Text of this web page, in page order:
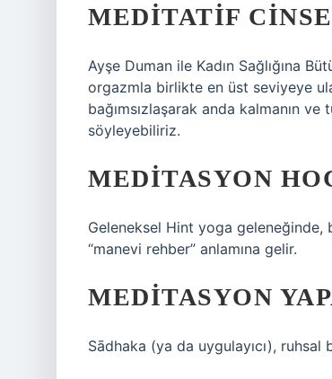
MEDITATIF
Ayşe Duman ile Kadın Sağlığına
orgazmla birlikte en üst seviyeye
bağımsızlaşarak anda kalmanın
söyleyebiliriz.
MEDITASYON
Geleneksel Hint yoga geleneğinde,
“manevi rehber” anlamına gelir.
MEDITASYON
Sādhaka (ya da uygulayıcı), ruhsal